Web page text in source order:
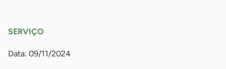
SERVIÇO
Data: 09/11/2024